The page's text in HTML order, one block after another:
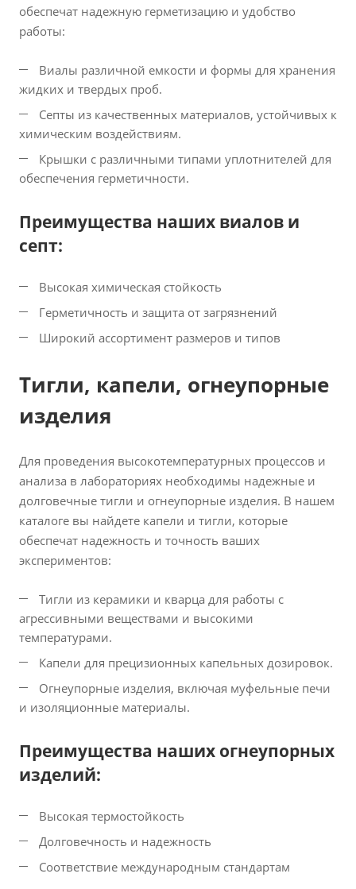
обеспечат надежную герметизацию и удобство
работы:
Виалы различной емкости и формы для хранения
жидких и твердых проб.
Септы из качественных материалов, устойчивых к
химическим воздействиям.
Крышки с различными типами уплотнителей для
обеспечения герметичности.
Преимущества наших виалов и
септ:
Высокая химическая стойкость
Герметичность и защита от загрязнений
Широкий ассортимент размеров и типов
Тигли, капели, огнеупорные
изделия
Для проведения высокотемпературных процессов и
анализа в лабораториях необходимы надежные и
долговечные тигли и огнеупорные изделия. В нашем
каталоге вы найдете капели и тигли, которые
обеспечат надежность и точность ваших
экспериментов:
Тигли из керамики и кварца для работы с
агрессивными веществами и высокими
температурами.
Капели для прецизионных капельных дозировок.
Огнеупорные изделия, включая муфельные печи
и изоляционные материалы.
Преимущества наших огнеупорных
изделий:
Высокая термостойкость
Долговечность и надежность
Соответствие международным стандартам